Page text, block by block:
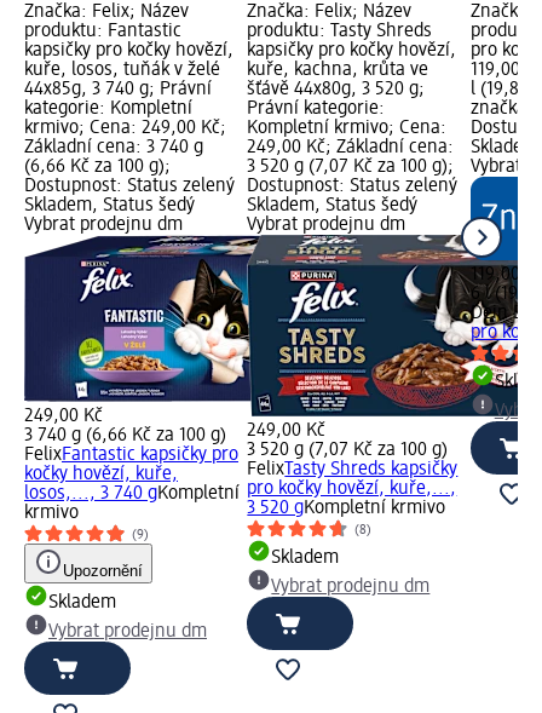
Značka: Felix; Název
produktu: Fantastic
kapsičky pro kočky hovězí,
kuře, losos, tuňák v želé
44x85g, 3 740 g; Právní
kategorie: Kompletní
krmivo; Cena: 249,00 Kč;
Základní cena: 3 740 g
(6,66 Kč za 100 g);
Dostupnost: Status zelený
Skladem, Status šedý
Vybrat prodejnu dm
249,00 Kč
3 740 g (6,66 Kč za 100 g)
FelixFantastic kapsičky pro
kočky hovězí, kuře,
losos,..., 3 740 gKompletní
krmivo
(9)
Upozornění
Skladem
Vybrat prodejnu dm
Značka: Felix; Název
produktu: Tasty Shreds
kapsičky pro kočky hovězí,
kuře, kachna, krůta ve
šťávě 44x80g, 3 520 g;
Právní kategorie:
Kompletní krmivo; Cena:
249,00 Kč; Základní cena:
3 520 g (7,07 Kč za 100 g);
Dostupnost: Status zelený
Skladem, Status šedý
Vybrat prodejnu dm
249,00 Kč
3 520 g (7,07 Kč za 100 g)
Felix Tasty Shreds kapsičky
pro kočky hovězí, kuře,...,
3 520 gKompletní krmivo
(8)
Skladem
Vybrat prodejnu dm
Značka:
pro
119,00
l (19,83
značka
Vybrat
119,00
6 l
Dein
pro